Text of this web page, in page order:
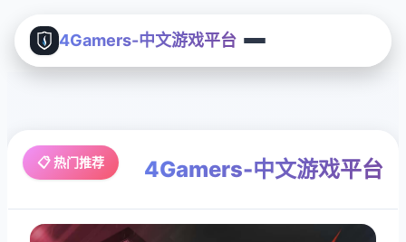
4Gamers-中文游戏平台
📋 热门推荐 4Gamers-中文游戏平台